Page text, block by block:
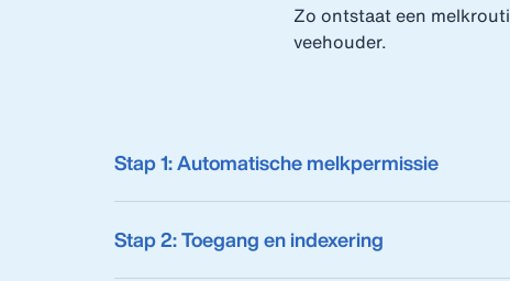
Zo ontstaat een
veehouder.
Stap 1: Automatische melkpermissie
Stap 2: Toegang en indexering